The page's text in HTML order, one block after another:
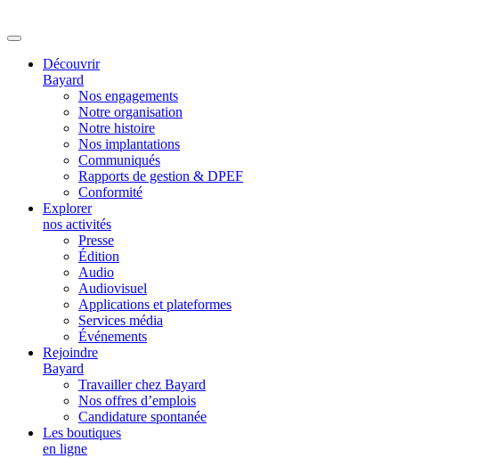
Découvrir
Bayard
Nos engagements
Notre organisation
Notre histoire
Nos implantations
Communiqués
Rapports de gestion & DPEF
Conformité
Explorer
nos activités
Presse
Édition
Audio
Audiovisuel
Applications et plateformes
Services média
Événements
Rejoindre
Bayard
Travailler chez Bayard
Nos offres d’emplois
Candidature spontanée
Les boutiques
en ligne